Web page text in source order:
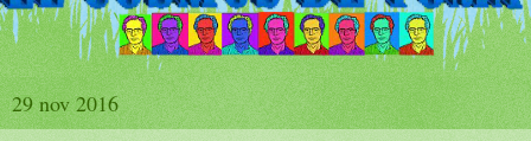
29 nov 2016